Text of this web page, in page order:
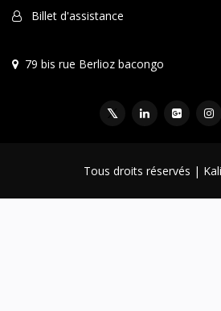
Billet d'assistance
79 bis rue Berlioz bacongo
Tous droits réservés |